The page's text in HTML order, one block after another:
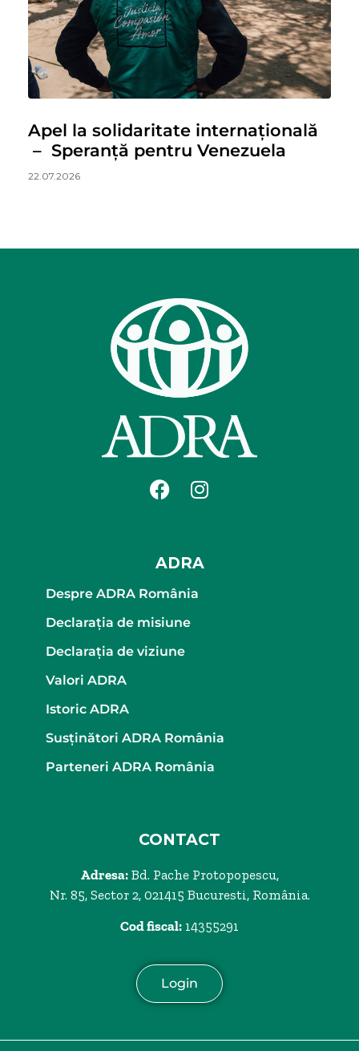
Apel la solidaritate internațională
– Speranță pentru Venezuela
22.07.2026
ADRA
Despre ADRA România
Declaraţia de misiune
Declaraţia de viziune
Valori ADRA
Istoric ADRA
Susținători ADRA România
Parteneri ADRA România
CONTACT
Adresa:Bd. Pache Protopopescu,
Nr. 85, Sector 2, 021415 Bucuresti, România.
Cod fiscal: 14355291
Login